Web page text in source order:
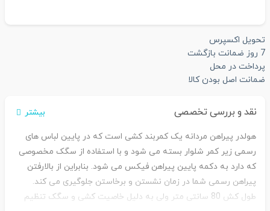
تحویل اکسپرس
7 روز ضمانت بازگشت
پرداخت در محل
ضمانت اصل بودن کالا
نقد و بررسی تخصصی بیشتر
هولدر پیراهن مردانه یک کمربند کشی است که در پایین لباس های
رسمی زیر کمر شلوار بسته می شود و با استفاده از سگک مخصوصی
که دارد به دکمه پایین پیراهن فیکس می شود. بنابراین از بالارفتن
پیراهن رسمی شما در زمان نشستن و برخاستن جلوگیری می کند.
طول کش 80 سانتی متر ولی به دلیل خاصیت کشی و سگک تنظیم